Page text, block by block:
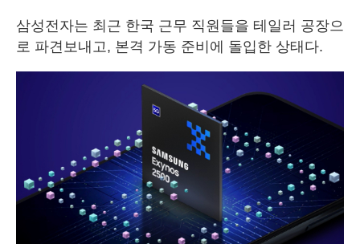
삼성전자는 최근 한국 근무 직원들을 테일러 공장으
로 파견보내고, 본격 가동 준비에 돌입한 상태다.